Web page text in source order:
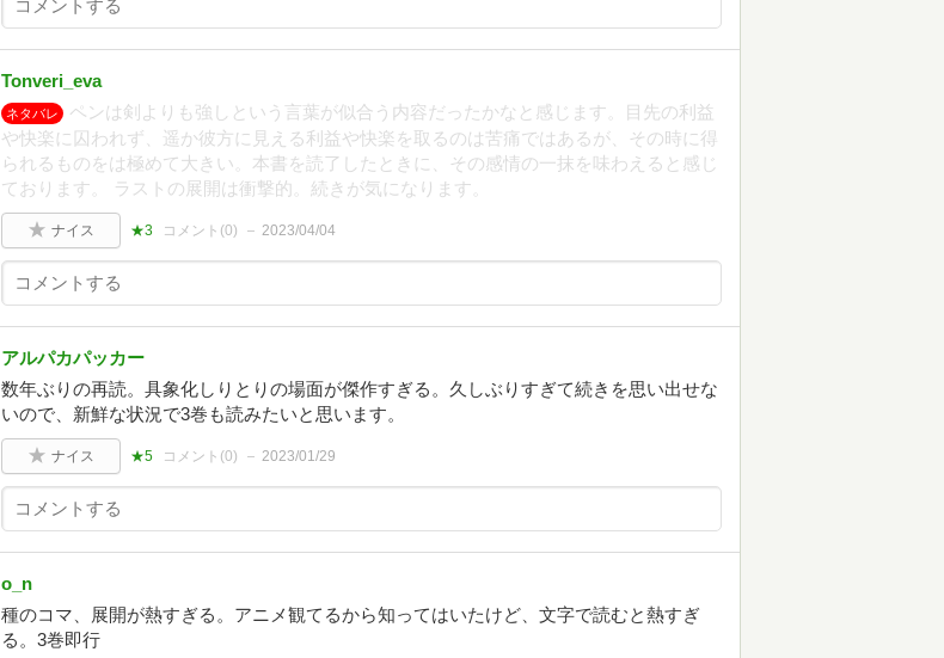
Tonveri_eva
ネタバレ
ペンは剣よりも強しという言葉が似合う内容だったかなと感じます。目先の利益
や快楽に囚われず、遥か彼方に見える利益や快楽を取るのは苦痛ではあるが、その時に得
られるものをは極めて大きい。本書を読了したときに、その感情の一抹を味わえると感じ
ております。 ラストの展開は衝撃的。続きが気になります。
ナイス ★3 コメント(0) 2023/04/04
アルパカパッカー
数年ぶりの再読。具象化しりとりの場面が傑作すぎる。久しぶりすぎて続きを思い出せな
いので、新鮮な状況で3巻も読みたいと思います。
ナイス ★5 コメント(0) 2023/01/29
o_n
種のコマ、展開が熱すぎる。アニメ観てるから知ってはいたけど、文字で読むと熱すぎ
る。3巻即行